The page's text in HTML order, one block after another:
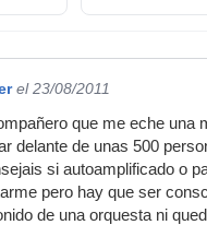
el 23/08/2011
que me eche una
delante de unas 500
si autoamplificado o
pero hay que ser
de una orquesta ni